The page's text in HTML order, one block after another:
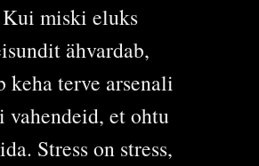
miski eluks
ähvardab,
keha terve arsenali
et ohtu
Stress on stress,